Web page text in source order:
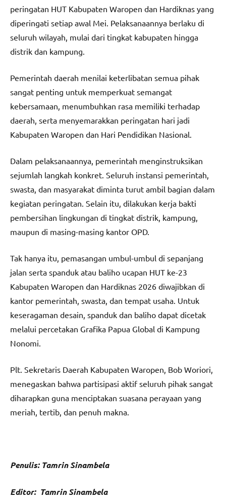
peringatan HUT Kabupaten Waropen dan Hardiknas yang
diperingati setiap awal Mei. Pelaksanaannya berlaku di
seluruh wilayah, mulai dari tingkat kabupaten hingga
distrik dan kampung.
Pemerintah daerah menilai keterlibatan semua pihak
sangat penting untuk memperkuat semangat
kebersamaan, menumbuhkan rasa memiliki terhadap
daerah, serta menyemarakkan peringatan hari jadi
Kabupaten Waropen dan Hari Pendidikan Nasional.
Dalam pelaksanaannya, pemerintah menginstruksikan
sejumlah langkah konkret. Seluruh instansi pemerintah,
swasta, dan masyarakat diminta turut ambil bagian dalam
kegiatan peringatan. Selain itu, dilakukan kerja bakti
pembersihan lingkungan di tingkat distrik, kampung,
maupun di masing-masing kantor OPD.
Tak hanya itu, pemasangan umbul-umbul di sepanjang
jalan serta spanduk atau baliho ucapan HUT ke-23
Kabupaten Waropen dan Hardiknas 2026 diwajibkan di
kantor pemerintah, swasta, dan tempat usaha. Untuk
keseragaman desain, spanduk dan baliho dapat dicetak
melalui percetakan Grafika Papua Global di Kampung
Nonomi.
Plt. Sekretaris Daerah Kabupaten Waropen, Bob Woriori,
menegaskan bahwa partisipasi aktif seluruh pihak sangat
diharapkan guna menciptakan suasana perayaan yang
meriah, tertib, dan penuh makna.
Penulis: Tamrin Sinambela
Editor: Tamrin Sinambela